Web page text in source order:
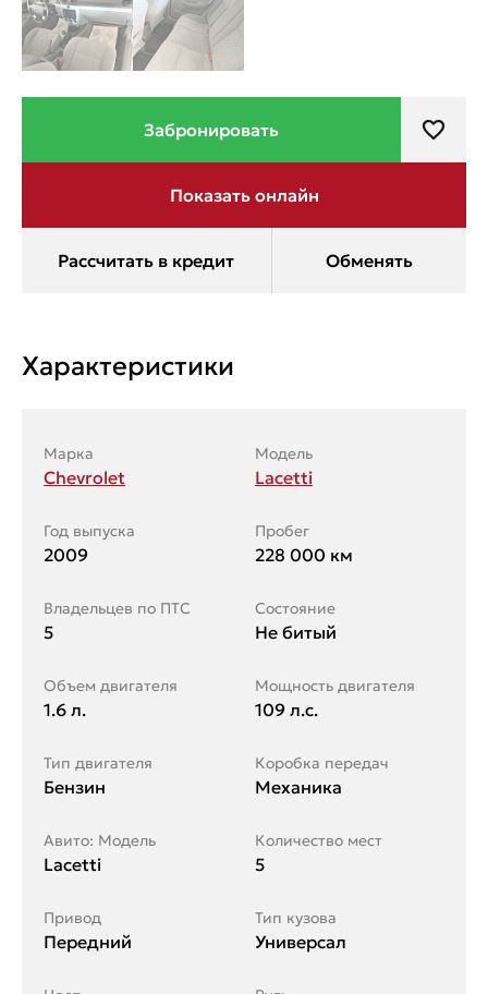
Характеристики
Марка
Chevrolet
Модель
Lacetti
Год выпуска
2009
Пробег
228 000 км
Владельцев по ПТС
5
Состояние
Не битый
Объем двигателя
1.6 л.
Мощность двигателя
109 л.с.
Тип двигателя
Бензин
Коробка передач
Механика
Авито: Модель
Lacetti
Количество мест
5
Привод
Передний
Тип кузова
Универсал